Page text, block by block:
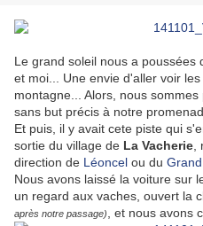
Le grand soleil nous a poussées
et moi... Une envie d'aller voir
montagne... Alors, nous
sans but précis à notre
Et puis, il y avait cete piste qui
sortie du village de La Vacherie
direction de Léoncel ou du
Nous avons laissé la voiture sur
un regard aux vaches, ouvert la
après notre passage)
, et nous avons